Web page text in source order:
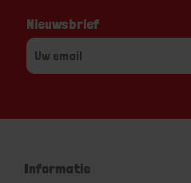
Nieuwsbrief
Informatie